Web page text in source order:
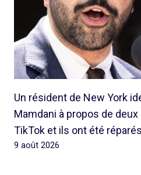
Un résident de New York
Mamdani à propos de
TikTok et ils ont été
9 août 2026